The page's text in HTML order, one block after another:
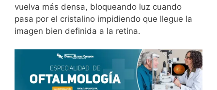
vuelva más densa, bloqueando luz cuando
pasa por el cristalino impidiendo que llegue la
imagen bien definida a la retina.